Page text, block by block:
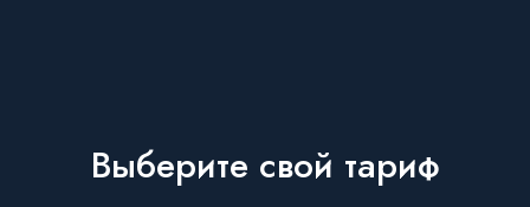
Выберите свой тариф